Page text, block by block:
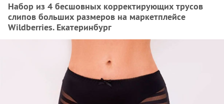
Набор из 4 бесшовных корректирующих трусов
слипов больших размеров на маркетплейсе
Wildberries. Екатеринбург